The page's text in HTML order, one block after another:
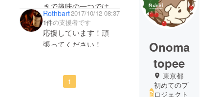
きで趣味の一つではあ
ります。
描かれたキャラクター
の雰囲気、設定された
いただこうと思いまし
た。クリユの森のナル
Rothbart2017/10/12 08:37
1件の支援者です
応援しています！頑
張ってください！
1
Onoma
topee
東京都
初めてのプ
ロジェクト